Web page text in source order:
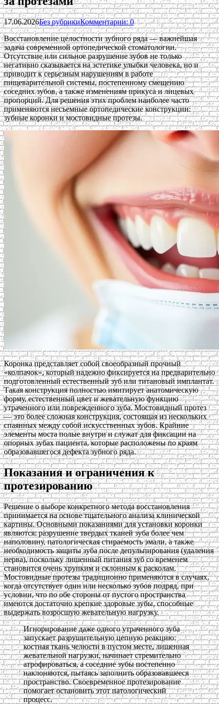
17.06.2026Без рубрикиКомментарии: 0
Восстановление целостности зубного ряда — важнейшая
задача современной ортопедической стоматологии.
Отсутствие или сильное разрушение зубов не только
негативно сказывается на эстетике улыбки человека, но и
приводит к серьезным нарушениям в работе
пищеварительной системы, постепенному смещению
соседних зубов, а также изменениям прикуса и лицевых
пропорций. Для решения этих проблем наиболее часто
применяются несъемные ортопедические конструкции:
зубные коронки и мостовидные протезы.
Коронка представляет собой своеобразный прочный
«колпачок», который надежно фиксируется на предварительно
подготовленный естественный зуб или титановый имплантат.
Такая конструкция полностью имитирует анатомическую
форму, естественный цвет и жевательную функцию
утраченного или поврежденного зуба. Мостовидный протез
— это более сложная конструкция, состоящая из нескольких
спаянных между собой искусственных зубов. Крайние
элементы моста полые внутри и служат для фиксации на
опорных зубах пациента, которые расположены по краям
образовавшегося дефекта зубного ряда.
Показания и ограничения к
протезированию
Решение о выборе конкретного метода восстановления
принимается на основе тщательного анализа клинической
картины. Основными показаниями для установки коронки
являются: разрушение твердых тканей зуба более чем
наполовину, патологическая стираемость эмали, а также
необходимость защиты зуба после депульпирования (удаления
нерва), поскольку лишенный питания зуб со временем
становится очень хрупким и склонным к расколам.
Мостовидные протезы традиционно применяются в случаях,
когда отсутствует один или несколько зубов подряд, при
условии, что по обе стороны от пустого пространства
имеются достаточно крепкие здоровые зубы, способные
выдержать возросшую жевательную нагрузку.
Игнорирование даже одного утраченного зуба
запускает разрушительную цепную реакцию:
костная ткань челюсти в пустом месте, лишенная
жевательной нагрузки, начинает стремительно
атрофироваться, а соседние зубы постепенно
наклоняются, пытаясь заполнить образовавшееся
пространство. Своевременное протезирование
помогает остановить этот патологический
процесс.